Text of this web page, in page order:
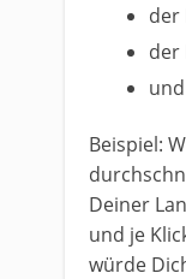
der
der
Beispiel:
Deiner
und je
würde